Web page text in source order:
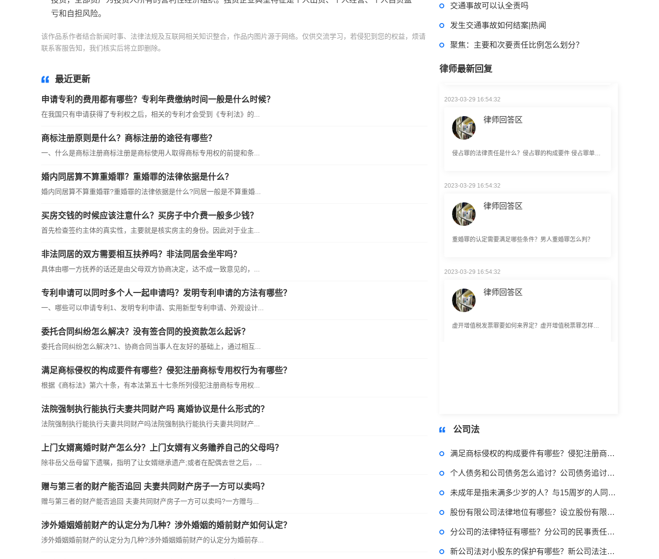
亏和自担风险。
该作品系作者结合新闻时事、法律法规及互联网相关知识整合，作品内图片源于网络。仅供交流学习，若侵犯到您的权益，烦请
联系客服告知，我们核实后将立即删除。
最近更新
申请专利的费用都有哪些？专利年费缴纳时间一般是什么时候？
在我国只有申请获得了专利权之后，相关的专利才会受到《专利法》的...
商标注册原则是什么？商标注册的途径有哪些？
一、什么是商标注册商标注册是商标使用人取得商标专用权的前提和条...
婚内同居算不算重婚罪？重婚罪的法律依据是什么？
婚内同居算不算重婚罪?重婚罪的法律依据是什么?同居一般是不算重婚...
买房交钱的时候应该注意什么？买房子中介费一般多少钱？
首先检查签约主体的真实性，主要就是核实房主的身份。因此对于业主...
非法同居的双方需要相互扶养吗？非法同居会坐牢吗？
具体由哪一方抚养的话还是由父母双方协商决定，达不成一致意见的，...
专利申请可以同时多个人一起申请吗？发明专利申请的方法有哪些？
一、哪些可以申请专利1、发明专利申请、实用新型专利申请、外观设计...
委托合同纠纷怎么解决？没有签合同的投资款怎么起诉？
委托合同纠纷怎么解决?1、协商合同当事人在友好的基础上，通过相互...
满足商标侵权的构成要件有哪些？侵犯注册商标专用权行为有哪些？
根据《商标法》第六十条，有本法第五十七条所列侵犯注册商标专用权...
法院强制执行能执行夫妻共同财产吗 离婚协议是什么形式的？
法院强制执行能执行夫妻共同财产吗法院强制执行能执行夫妻共同财产...
上门女婿离婚时财产怎么分？上门女婿有义务赡养自己的父母吗？
除非岳父岳母留下遗嘱，指明了让女婿继承遗产;或者在配偶去世之后，...
赠与第三者的财产能否追回 夫妻共同财产房子一方可以卖吗？
赠与第三者的财产能否追回 夫妻共同财产房子一方可以卖吗?一方赠与...
涉外婚姻婚前财产的认定分为几种？涉外婚姻的婚前财产如何认定？
涉外婚姻婚前财产的认定分为几种?涉外婚姻婚前财产的认定分为婚前存...
交通事故可以认全责吗
发生交通事故如何结案|热闻
聚焦：主要和次要责任比例怎么划分？
律师最新回复
律师回答区
律师回答区
重婚罪的认定需要满足哪些条件？男人重婚罪怎么判？
律师回答区
2023-03-29 16:54:32
2023-03-29 16:54:32
律师回答区
公司法
满足商标侵权的构成要件有哪些？侵犯注册商标专用权行为有哪些？
个人债务和公司债务怎么追讨？公司债务追讨的注意事项有哪些？
未成年是指未满多少岁的人？与15周岁的人同居犯法吗？
股份有限公司法律地位有哪些？设立股份有限公司的法律意见书
分公司的法律特征有哪些？分公司的民事责任由谁承担？
新公司法对小股东的保护有哪些？新公司法注册资本认缴期限是多久？